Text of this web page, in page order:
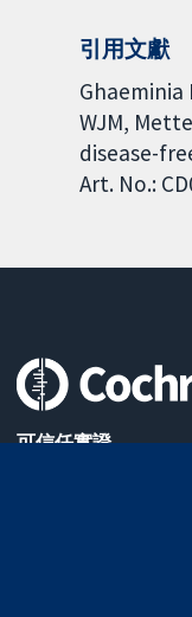
引用文獻
Ghaeminia
WJM,
disease-
Art. No.:
可信任實證
The Cochrane